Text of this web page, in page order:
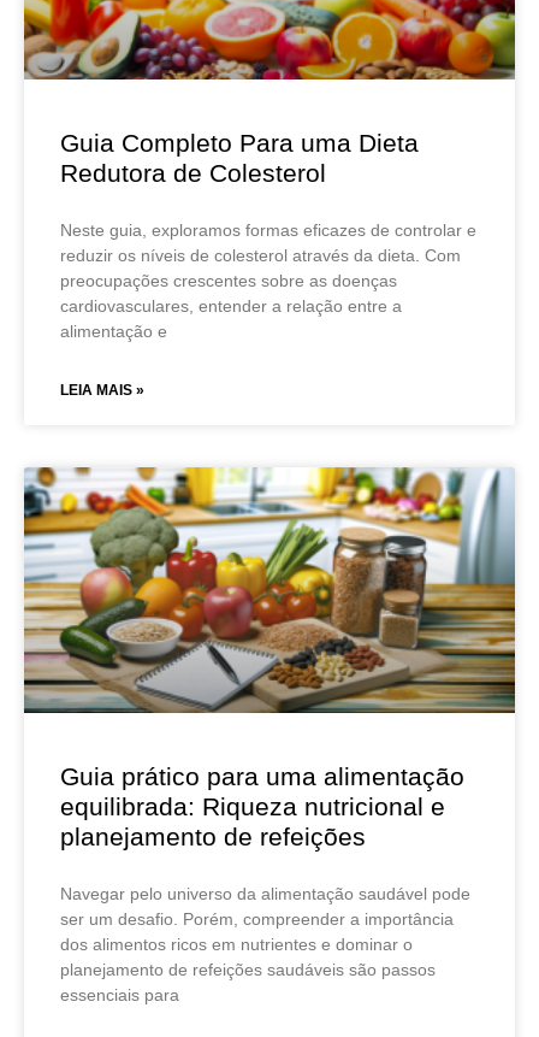
Guia Completo Para uma Dieta
Redutora de Colesterol
Neste guia, exploramos formas eficazes de controlar e
reduzir os níveis de colesterol através da dieta. Com
preocupações crescentes sobre as doenças
cardiovasculares, entender a relação entre a
alimentação e
LEIA MAIS »
Guia prático para uma alimentação
equilibrada: Riqueza nutricional e
planejamento de refeições
Navegar pelo universo da alimentação saudável pode
ser um desafio. Porém, compreender a importância
dos alimentos ricos em nutrientes e dominar o
planejamento de refeições saudáveis são passos
essenciais para